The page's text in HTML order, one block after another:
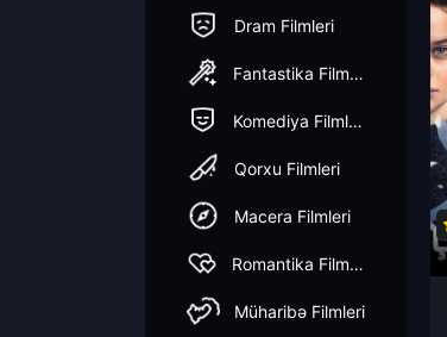
Dram Filmleri
Fantastika Filmleri
Komediya Filmleri
Qorxu Filmleri
Macera Filmleri
Romantika Filmleri
Müharibə Filmleri